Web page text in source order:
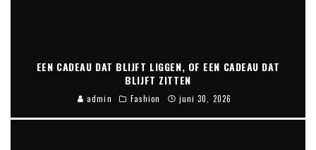
EEN CADEAU DAT BLIJFT LIGGEN, OF EEN CADEAU DAT
BLIJFT ZITTEN
admin Fashion juni 30, 2026